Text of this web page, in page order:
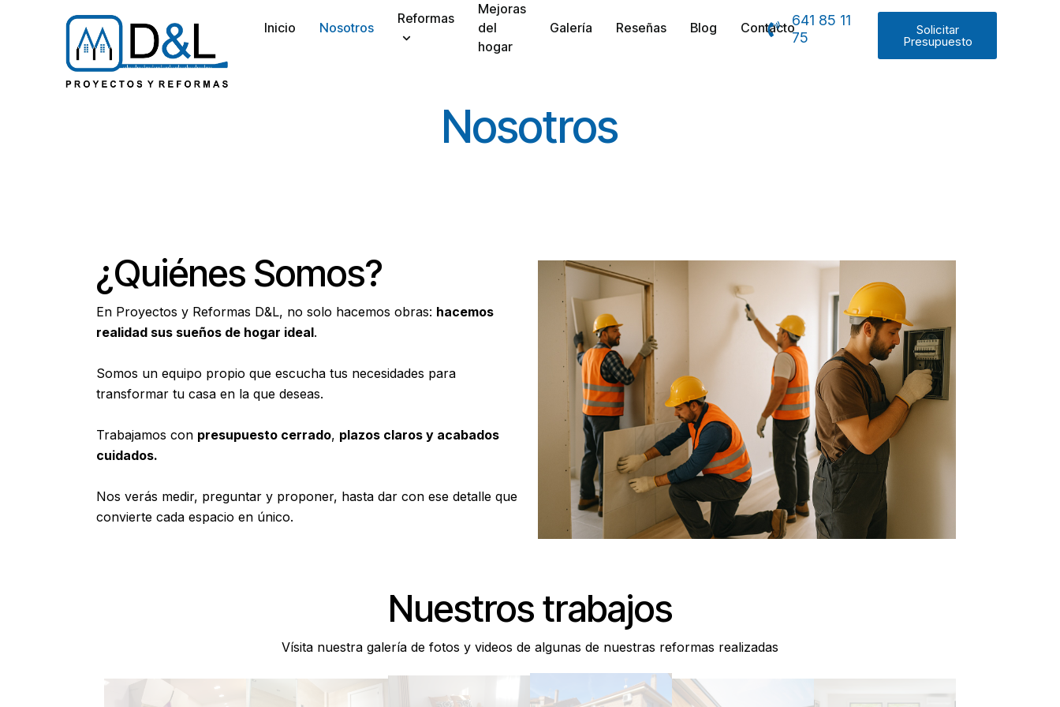
Inicio Nosotros
Reformas
Mejoras
del
hogar
Galería Reseñas Blog Contacto641 85 11
75
Solicitar
Presupuesto
Nosotros
¿Quiénes Somos?
En Proyectos y Reformas D&L, no solo hacemos obras: hacemos
realidad sus sueños de hogar ideal.
Somos un equipo propio que escucha tus necesidades para
transformar tu casa en la que deseas.
Trabajamos con presupuesto cerrado, plazos claros y acabados
cuidados.
Nos verás medir, preguntar y proponer, hasta dar con ese detalle que
convierte cada espacio en único.
Nuestros trabajos
Vísita nuestra galería de fotos y videos de algunas de nuestras reformas realizadas